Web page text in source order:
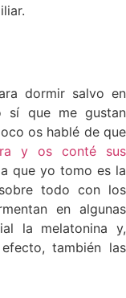
dormir salvo en
sí que me gustan
os hablé de que
y os conté sus
que yo tomo es la
todo con los
en algunas
la melatonina y,
también las